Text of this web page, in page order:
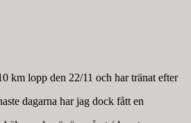
km lopp den 22/11 och har tränat efter
dagarna har jag dock fått en